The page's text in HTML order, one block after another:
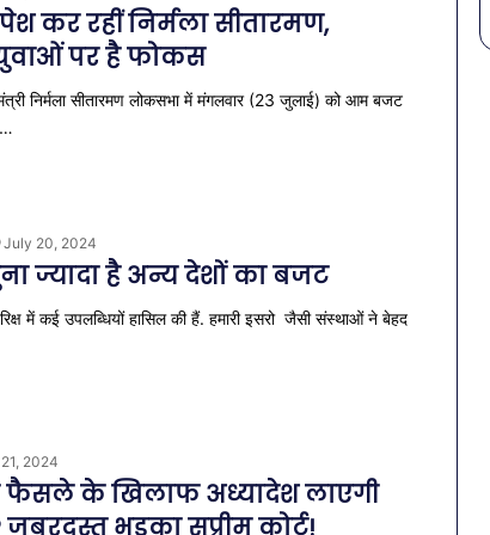
कर रहीं निर्मला सीतारमण,
पर है फोकस
निर्मला सीतारमण लोकसभा में मंगलवार (23 जुलाई) को आम बजट
July 20, 2024
ज्यादा है अन्य देशों का बजट
में कई उपलब्धियों हासिल की हैं. हमारी इसरो जैसी संस्थाओं ने बेहद
2024
फैसले के खिलाफ अध्यादेश लाएगी
भड़का सुप्रीम कोर्ट!